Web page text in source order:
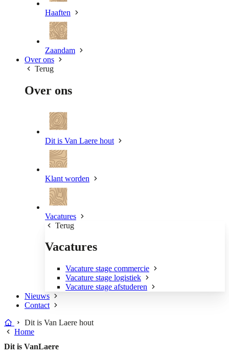
Haaften
Zaandam
Over ons
Terug
Over ons
Dit is Van Laere hout
Klant worden
Vacatures
Terug
Vacatures
Vacature stage commercie
Vacature stage logistiek
Vacature stage afstuderen
Nieuws
Contact
Dit is Van Laere hout
Home
Dit is VanLaere